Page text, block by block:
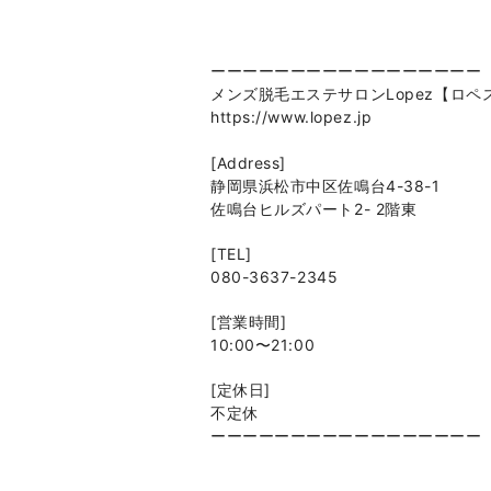
ーーーーーーーーーーーーーーーーー
メンズ脱毛エステサロンLopez【ロペ
https://www.lopez.jp
[Address]
静岡県浜松市中区佐鳴台4-38-1
佐鳴台ヒルズパート2- 2階東
[TEL]
080-3637-2345
[営業時間]
10:00〜21:00
[定休日]
不定休
ーーーーーーーーーーーーーーーーー